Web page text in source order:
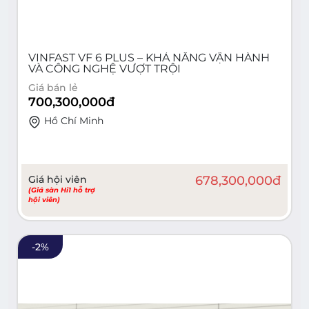
VINFAST VF 6 PLUS – KHẢ NĂNG VẬN HÀNH
VÀ CÔNG NGHỆ VƯỢT TRỘI
Giá bán lẻ
700,300,000đ
Hồ Chí Minh
Giá hội viên
(Giá sàn Hi1 hỗ trợ
hội viên)
678,300,000đ
-2%